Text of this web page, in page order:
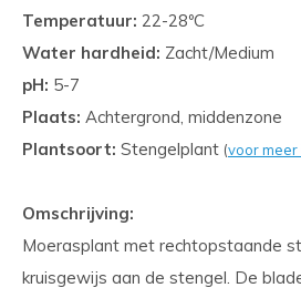
Temperatuur: 22-28ºC
Water hardheid: Zacht/Medium
pH: 5-7
Plaats: Achtergrond, middenzone
Plantsoort: Stengelplant (voor
Omschrijving:
Moerasplant met rechtopstaande
kruisgewijs aan de stengel. De